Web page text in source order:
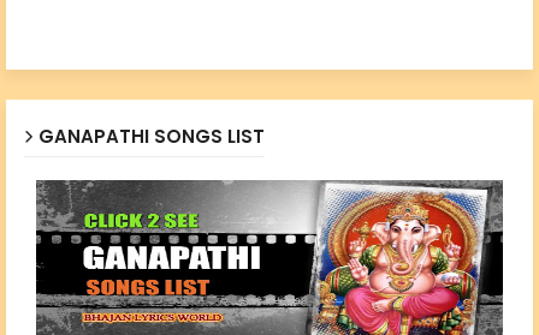
GANAPATHI SONGS LIST